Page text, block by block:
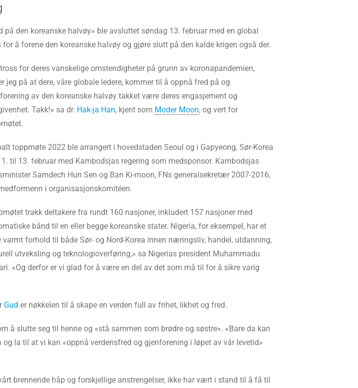
den koreanske halvøy» ble avsluttet søndag 13. februar med en global
å forene den koreanske halvøy og gjøre slutt på den kalde krigen også der.
for deres vanskelige omstendigheter på grunn av koronapandemien,
jeg på at dere, våre globale ledere, kommer til å oppnå fred på og
av den koreanske halvøy takket være deres engasjement og
Takk!» sa dr. Hak-ja Han, kjent som Moder Moon, og vert for
toppmøte 2022 ble arrangert i hovedstaden Seoul og i Gapyeong, Sør-Korea
til 13. februar med Kambodsjas regering som medsponsor. Kambodsjas
Samdech Hun Sen og Ban Ki-moon, FNs generalsekretær 2007-2016,
i organisasjonskomitéen.
trakk deltakere fra rundt 160 nasjoner, inkludert 157 nasjoner med
bånd til en eller begge koreanske stater. Nigeria, for eksempel, har et
varmt forhold til både Sør- og Nord-Korea innen næringsliv, handel, utdanning,
utveksling og teknologioverføring,» sa Nigerias president Muhammadu
«Og derfor er vi glad for å være en del av det som må til for å sikre varig
Gud er nøkkelen til å skape en verden full av frihet, likhet og fred.
å slutte seg til henne og «stå sammen som brødre og søstre». «Bare da kan
la til at vi kan «oppnå verdensfred og gjenforening i løpet av vår levetid»
brennende håp og forskjellige anstrengelser, ikke har vært i stand til å få til